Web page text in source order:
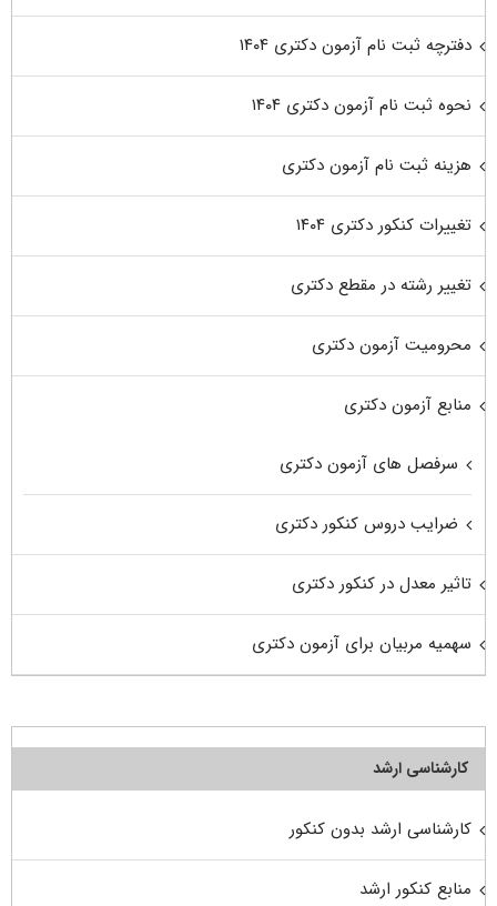
دفترچه ثبت نام آزمون دکتری ۱۴۰۴
نحوه ثبت نام آزمون دکتری ۱۴۰۴
هزینه ثبت نام آزمون دکتری
تغییرات کنکور دکتری ۱۴۰۴
تغییر رشته در مقطع دکتری
محرومیت آزمون دکتری
منابع آزمون دکتری
سرفصل های آزمون دکتری
ضرایب دروس کنکور دکتری
تاثیر معدل در کنکور دکتری
سهمیه مربیان برای آزمون دکتری
کارشناسی ارشد
کارشناسی ارشد بدون کنکور
منابع کنکور ارشد